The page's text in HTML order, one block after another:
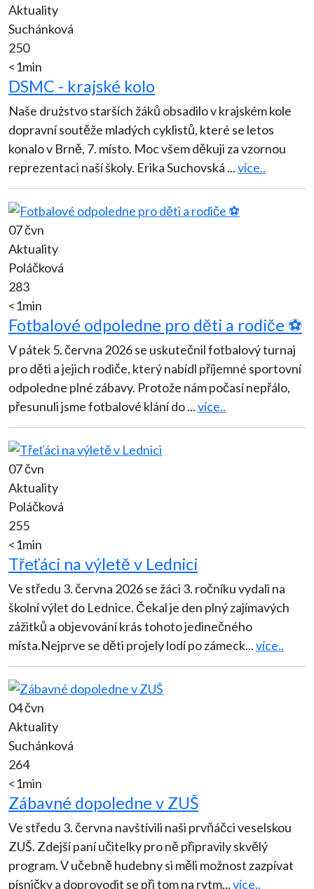
Aktuality
Suchánková
250
<1min
DSMC - krajské kolo
Naše drużstvo starších žáků obsadilo v krajském kole
dopravní soutěže mladých cyklistů, které se letos
konalo v Brně, 7. místo. Moc všem děkuji za vzornou
reprezentaci naší školy. Erika Suchovská ...více..
07 čvn
Aktuality
Poláčková
283
<1min
Fotbalové odpoledne pro děti a rodiče ⚽
V pátek 5. června 2026 se uskutečnil fotbalový turnaj
pro děti a jejich rodiče, který nabídl příjemné sportovní
odpoledne plné zábavy. Protože nám počasí nepřálo,
přesunuli jsme fotbalové klání do...více..
07 čvn
Aktuality
Poláčková
255
<1min
Třeťáci na výletě v Lednici
Ve středu 3. června 2026 se žáci 3. ročníku vydali na
školní výlet do Lednice. Čekal je den plný zajímavých
zážitků a objevování krás tohoto jedinečného
místa.Nejprve se děti projely lodí po zámeck...více..
04 čvn
Aktuality
Suchánková
264
<1min
Zábavné dopoledne v ZUŠ
Ve středu 3. června navštívili naši prvňáčci veselskou
ZUŠ. Zdejší paní učitelky pro ně připravily skvělý
program. V učebně hudebny si měli možnost zazpívat
písničky a doprovodit se při tom na rytm...více..